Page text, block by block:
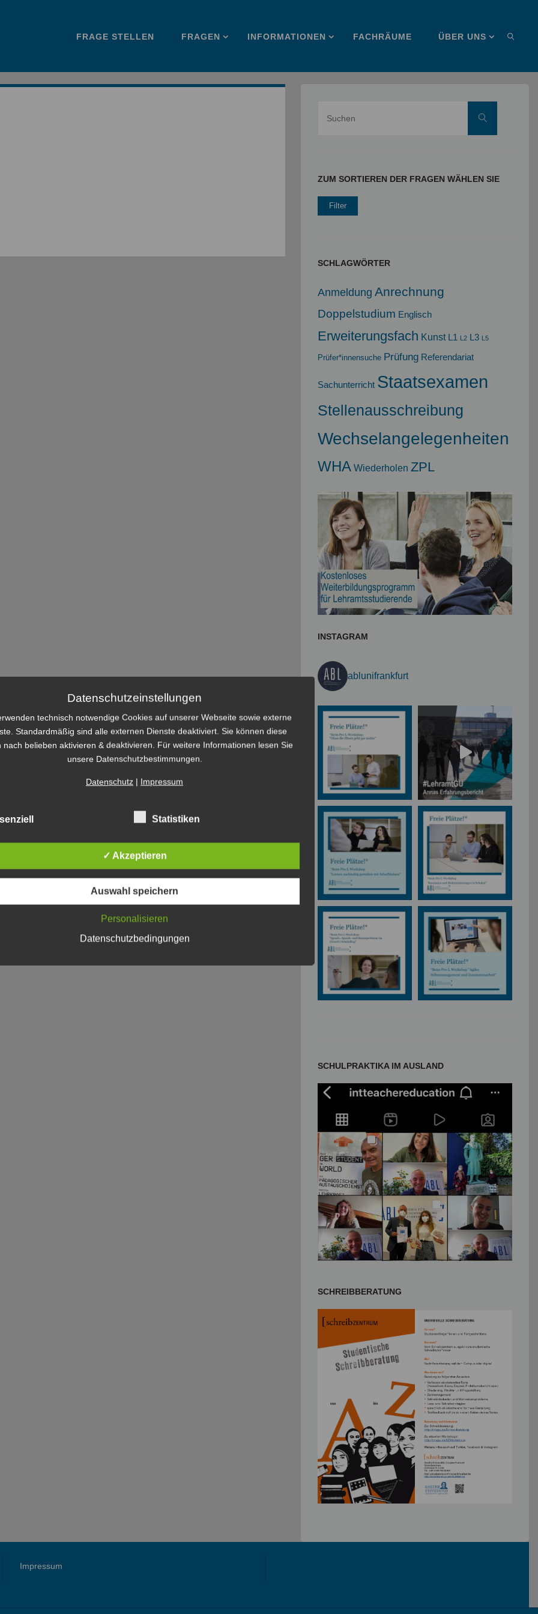
springen
FRAGE STELLEN FRAGEN INFORMATIONEN FACHRÄUME ÜBER UNS
Suchen
ZUM SORTIEREN DER FRAGEN WÄHLEN SIE
SCHLAGWÖRTER
Anmeldung Anrechnung
Doppelstudium Englisch
Erweiterungsfach Kunst L1 L2 L3 L5
Prüfer*innensuche Prüfung Referendariat
Sachunterricht Staatsexamen
Stellenausschreibung
Wechselangelegenheiten
WHA Wiederholen ZPL
INSTAGRAM
ablunifrankfurt
SCHULPRAKTIKA IM AUSLAND
SCHREIBBERATUNG
Impressum
Datenschutzeinstellungen
technisch notwendige Cookies auf unserer Webseite sowie externe
Standardmäßig sind alle externen Dienste deaktiviert. Sie können diese
nach belieben aktivieren & deaktivieren. Für weitere Informationen lesen Sie
unsere Datenschutzbestimmungen.
Datenschutz | Impressum
Statistiken
✓ Akzeptieren
Auswahl speichern
Personalisieren
Datenschutzbedingungen